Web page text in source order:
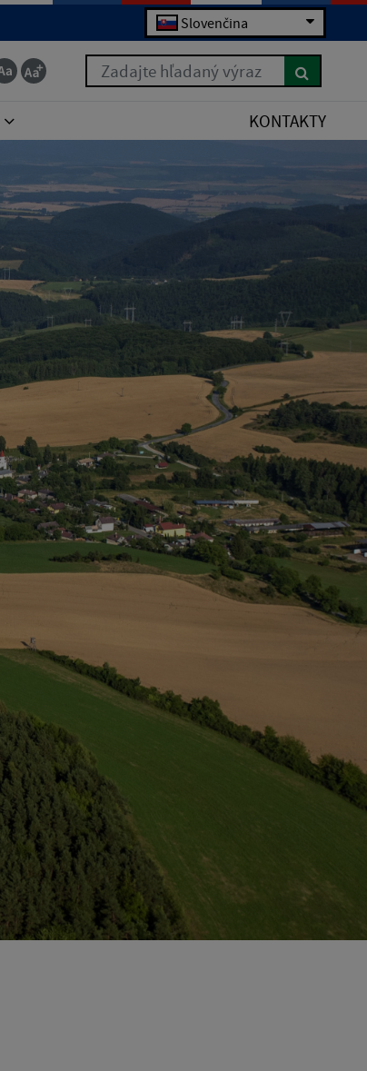
Slovenčina
Zadajte hľadaný výraz
KONTAKTY